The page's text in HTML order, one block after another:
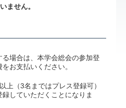
ません。
場合は、本学会総会の参加登
お支払いください。
上（3名まではプレス登録可）
していただくことになりま